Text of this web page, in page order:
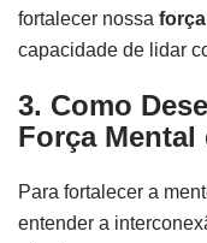
fortalecer nossa força
capacidade de lidar
3. Como
Força Mental
Para fortalecer a
entender a